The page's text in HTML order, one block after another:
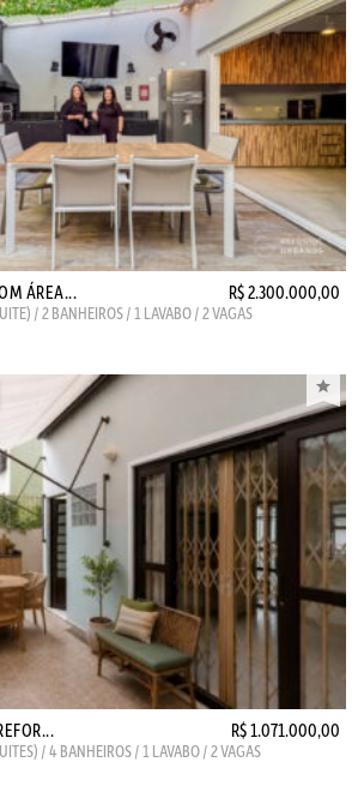
ÁREA... R$ 2.300.000,00
/ 2 BANHEIROS / 1 LAVABO / 2 VAGAS
R$ 1.071.000,00
/ 4 BANHEIROS / 1 LAVABO / 2 VAGAS